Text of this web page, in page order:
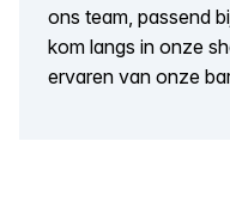
ons team, passend
kom langs in onze
ervaren van onze